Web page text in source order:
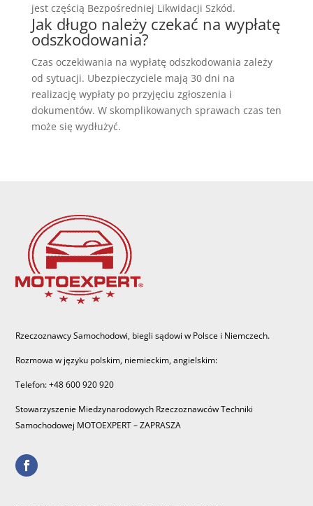
jest częścią Bezpośredniej Likwidacji Szkód.
Jak długo należy czekać na wypłatę
odszkodowania?
Czas oczekiwania na wypłatę odszkodowania zależy
od sytuacji. Ubezpieczyciele mają 30 dni na
realizację wypłaty po przyjęciu zgłoszenia i
dokumentów. W skomplikowanych sprawach czas ten
może się wydłużyć.
Rzeczoznawcy Samochodowi, biegli sądowi w Polsce i Niemczech.
Rozmowa w języku polskim, niemieckim, angielskim:
Telefon: +48 600 920 920
Stowarzyszenie Miedzynarodowych Rzeczoznawców Techniki
Samochodowej MOTOEXPERT – ZAPRASZA